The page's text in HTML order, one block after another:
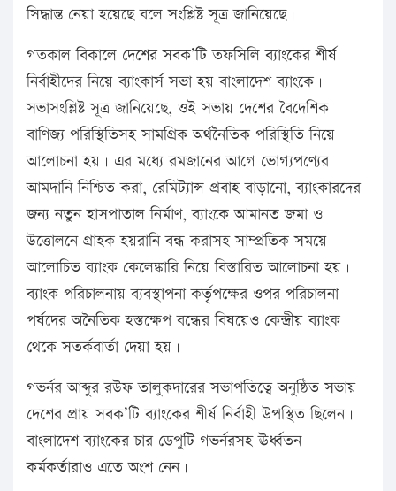
সিদ্ধান্ত নেয়া হয়েছে বলে সংশ্লিষ্ট সূত্র জানিয়েছে।
গতকাল বিকালে দেশের সবক’টি তফসিলি ব্যাংকের শীর্ষ
নির্বাহীদের নিয়ে ব্যাংকার্স সভা হয় বাংলাদেশ ব্যাংকে।
সভাসংশ্লিষ্ট সূত্র জানিয়েছে, ওই সভায় দেশের বৈদেশিক
বাণিজ্য পরিস্থিতিসহ সামগ্রিক অর্থনৈতিক পরিস্থিতি নিয়ে
আলোচনা হয়। এর মধ্যে রমজানের আগে ভোগ্যপণ্যের
আমদানি নিশ্চিত করা, রেমিট্যান্স প্রবাহ বাড়ানো, ব্যাংকারদের
জন্য নতুন হাসপাতাল নির্মাণ, ব্যাংকে আমানত জমা ও
উত্তোলনে গ্রাহক হয়রানি বন্ধ করাসহ সাম্প্রতিক সময়ে
আলোচিত ব্যাংক কেলেঙ্কারি নিয়ে বিস্তারিত আলোচনা হয়।
ব্যাংক পরিচালনায় ব্যবস্থাপনা কর্তৃপক্ষের ওপর পরিচালনা
পর্ষদের অনৈতিক হস্তক্ষেপ বন্ধের বিষয়েও কেন্দ্রীয় ব্যাংক
থেকে সতর্কবার্তা দেয়া হয়।
গভর্নর আব্দুর রউফ তালুকদারের সভাপতিত্বে অনুষ্ঠিত সভায়
দেশের প্রায় সবক’টি ব্যাংকের শীর্ষ নির্বাহী উপস্থিত ছিলেন।
বাংলাদেশ ব্যাংকের চার ডেপুটি গভর্নরসহ ঊর্ধ্বতন
কর্মকর্তারাও এতে অংশ নেন।